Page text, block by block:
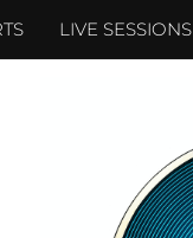
LIVE SESSIONS